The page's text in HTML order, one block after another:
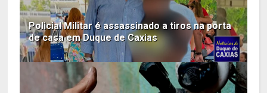
Policial Militar é assassinado a tiros na porta
de casa em Duque de Caxias